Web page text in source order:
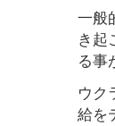
一般
き起
る事
ウク
給を